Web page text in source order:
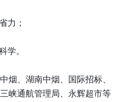
力；
学。
烟、湖南中烟、国际招标、
峡通航管理局、永辉超市等